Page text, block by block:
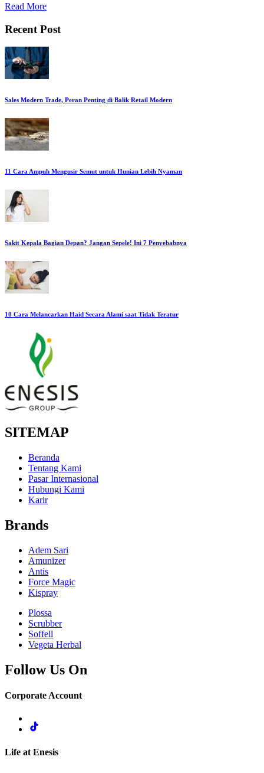
Read More
Recent Post
Sales Modern Trade, Peran Penting di Balik Retail Modern
11 Cara Ampuh Mengusir Semut untuk Hunian Lebih Nyaman
Sakit Kepala Bagian Depan? Jangan Sepele! Ini 7 Penyebabnya
10 Cara Melancarkan Haid Secara Alami saat Tidak Teratur
SITEMAP
Beranda
Tentang Kami
Pasar Internasional
Hubungi Kami
Karir
Brands
Adem Sari
Amunizer
Antis
Force Magic
Kispray
Plossa
Scrubber
Soffell
Vegeta Herbal
Follow Us On
Corporate Account
Life at Enesis